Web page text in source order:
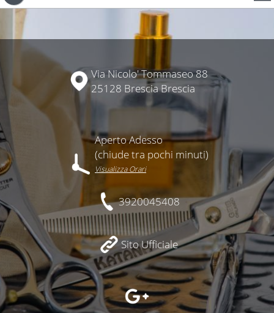
Via Nicolo' Tommaseo 88
25128 Brescia Brescia
Aperto Adesso
(chiude tra pochi minuti)
Visualizza Orari
3920045408
Sito Ufficiale